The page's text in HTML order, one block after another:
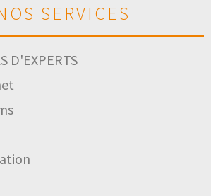
SERVICES
D'EXPERTS